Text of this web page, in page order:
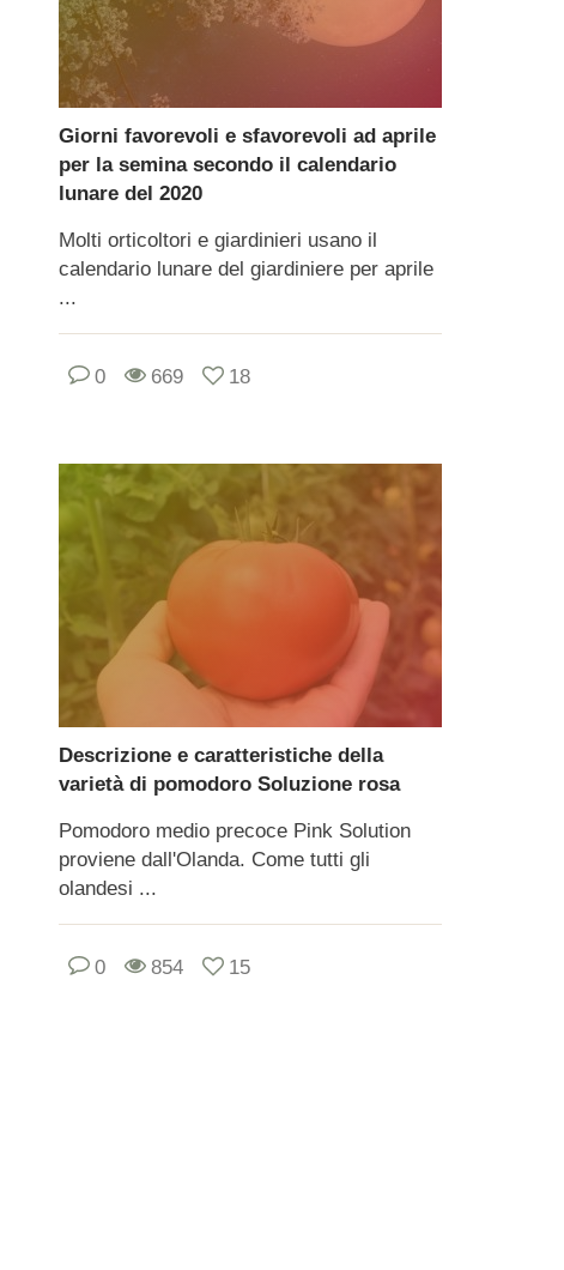
Giorni favorevoli e sfavorevoli ad aprile
per la semina secondo il calendario
lunare del 2020
Molti orticoltori e giardinieri usano il
calendario lunare del giardiniere per aprile
...
0 669 18
Descrizione e caratteristiche della
varietà di pomodoro Soluzione rosa
Pomodoro medio precoce Pink Solution
proviene dall'Olanda. Come tutti gli
olandesi ...
0 854 15